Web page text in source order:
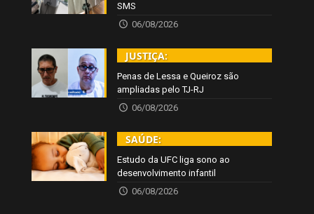
SMS
06/08/2026
JUSTIÇA:
Penas de Lessa e Queiroz são
ampliadas pelo TJ-RJ
06/08/2026
SAÚDE:
Estudo da UFC liga sono ao
desenvolvimento infantil
06/08/2026